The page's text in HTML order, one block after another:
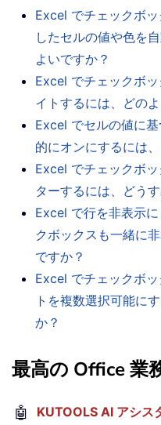
Excel でチェックボ
したセルの値や色を
よいですか？
Excel でチェックボ
イトするには、どの
Excel でセルの値に
的にオンにするには
Excel でチェックボ
ターするには、どう
Excel で行を非表示
クボックスも一緒に
ですか？
Excel でチェックボ
トを複数選択可能に
か？
最高の Office 業
🤖 KUTOOLS AI アシス